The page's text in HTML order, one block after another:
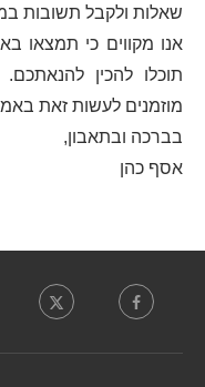
שאלות ולקבל תשובות
אנו מקווים כי תמצאו
תוכלו להכין
מוזמנים לעשות זאת
בברכה ובתאבון,
אסף כהן